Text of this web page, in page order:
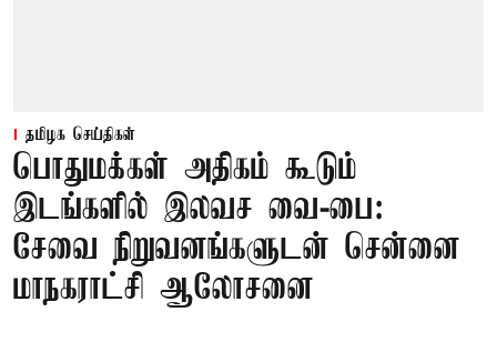
தமிழக செய்திகள்
பொதுமக்கள் அதிகம் கூடும்
இடங்களில் இலவச வை-பை:
சேவை நிறுவனங்களுடன் சென்னை
மாநகராட்சி ஆலோசனை